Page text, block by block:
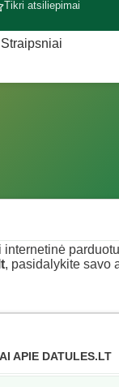
Tikri atsiliepimai
Straipsniai
, pasidalykite savo
APIE DATULES.LT